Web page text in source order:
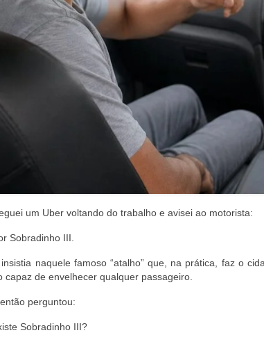
um Uber voltando do trabalho e avisei ao motorista:
Sobradinho III.
naquele famoso “atalho” que, na prática, faz o
capaz de envelhecer qualquer passageiro.
perguntou:
Sobradinho III?